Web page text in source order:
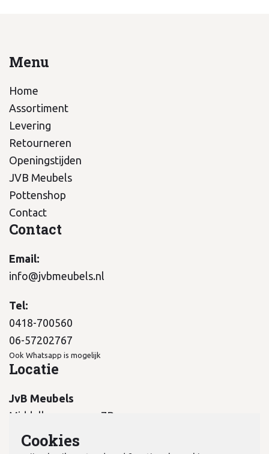
Menu
Home
Assortiment
Levering
Retourneren
Openingstijden
JVB Meubels
Pottenshop
Contact
Contact
Email:
info@jvbmeubels.nl
Tel:
0418-700560
06-57202767
Ook Whatsapp is mogelijk
Locatie
JvB Meubels
Middelkampseweg 7B
5311 PC Gameren
Cookies